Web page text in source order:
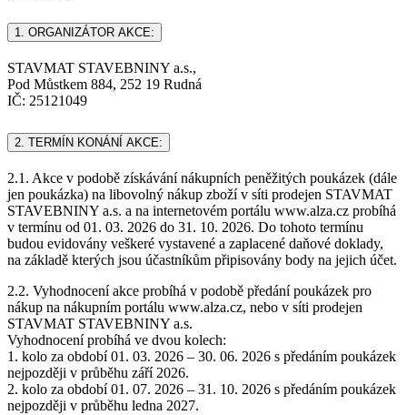
1. ORGANIZÁTOR AKCE:
STAVMAT STAVEBNINY a.s.,
Pod Můstkem 884, 252 19 Rudná
IČ: 25121049
2. TERMÍN KONÁNÍ AKCE:
2.1. Akce v podobě získávání nákupních peněžitých poukázek (dále
jen poukázka) na libovolný nákup zboží v síti prodejen STAVMAT
STAVEBNINY a.s. a na internetovém portálu www.alza.cz probíhá
v termínu od 01. 03. 2026 do 31. 10. 2026. Do tohoto termínu
budou evidovány veškeré vystavené a zaplacené daňové doklady,
na základě kterých jsou účastníkům připisovány body na jejich účet.
2.2. Vyhodnocení akce probíhá v podobě předání poukázek pro
nákup na nákupním portálu www.alza.cz, nebo v síti prodejen
STAVMAT STAVEBNINY a.s.
Vyhodnocení probíhá ve dvou kolech:
1. kolo za období 01. 03. 2026 – 30. 06. 2026 s předáním poukázek
nejpozději v průběhu září 2026.
2. kolo za období 01. 07. 2026 – 31. 10. 2026 s předáním poukázek
nejpozději v průběhu ledna 2027.